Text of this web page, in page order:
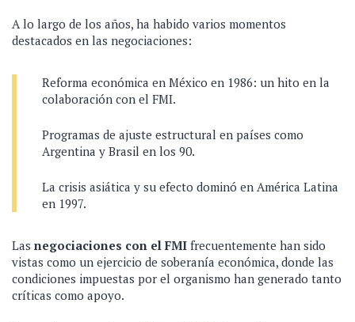
A lo largo de los años, ha habido varios momentos
destacados en las negociaciones:
Reforma económica en México en 1986: un hito en la
colaboración con el FMI.
Programas de ajuste estructural en países como
Argentina y Brasil en los 90.
La crisis asiática y su efecto dominó en América Latina
en 1997.
Las negociaciones con el FMI frecuentemente han sido
vistas como un ejercicio de soberanía económica, donde las
condiciones impuestas por el organismo han generado tanto
críticas como apoyo.